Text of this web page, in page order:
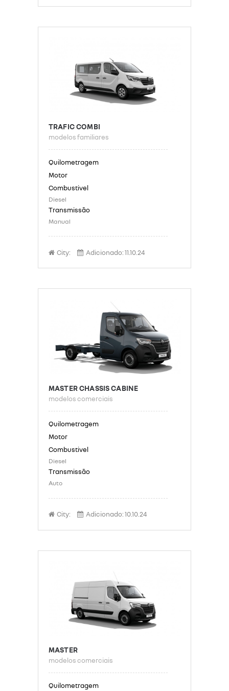
TRAFIC COMBI
modelos familiares
Diesel
Manual
City: Adicionado:11.10.24
MASTER CHASSIS CABINE
modelos comerciais
Diesel
Auto
City: Adicionado:10.10.24
MASTER
modelos comerciais